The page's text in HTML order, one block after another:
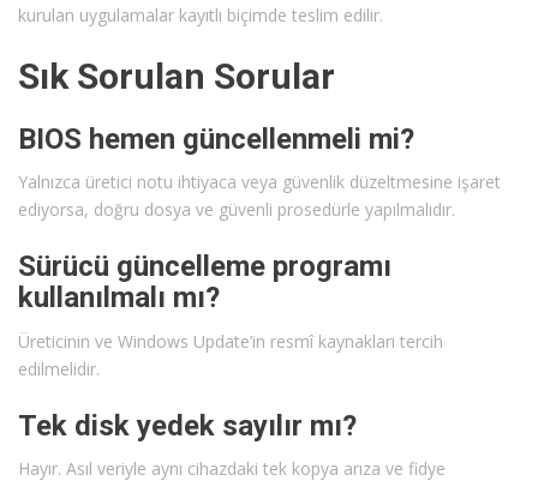
kurulan uygulamalar kayıtlı biçimde teslim edilir.
Sık Sorulan Sorular
BIOS hemen güncellenmeli mi?
Yalnızca üretici notu ihtiyaca veya güvenlik düzeltmesine işaret
ediyorsa, doğru dosya ve güvenli prosedürle yapılmalıdır.
Sürücü güncelleme programı
kullanılmalı mı?
Üreticinin ve Windows Update’in resmî kaynakları tercih
edilmelidir.
Tek disk yedek sayılır mı?
Hayır. Asıl veriyle aynı cihazdaki tek kopya arıza ve fidye